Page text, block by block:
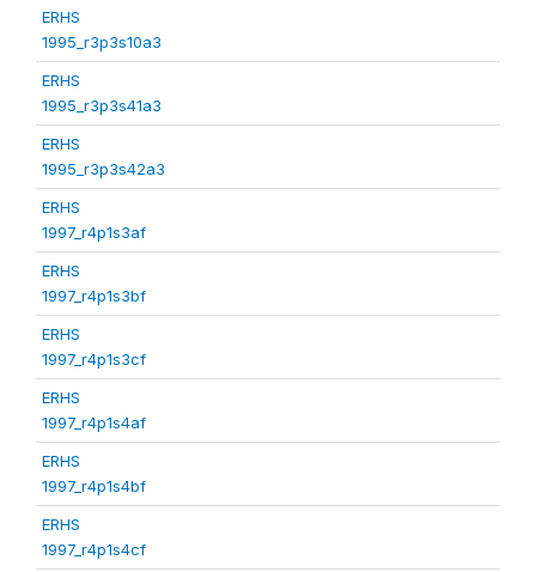
ERHS
1995_r3p3s10a3
ERHS
1995_r3p3s41a3
ERHS
1995_r3p3s42a3
ERHS
1997_r4p1s3af
ERHS
1997_r4p1s3bf
ERHS
1997_r4p1s3cf
ERHS
1997_r4p1s4af
ERHS
1997_r4p1s4bf
ERHS
1997_r4p1s4cf